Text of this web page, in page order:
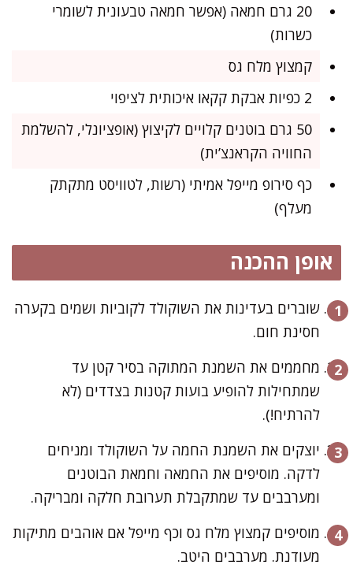
20 גרם חמאה (אפשר חמאה טבעונית לשומרי
כשרות)
קמצוץ מלח גס
2 כפיות אבקת קקאו איכותית לציפוי
50 גרם בוטנים קלויים לקיצוץ (אופציונלי, להשלמת
החוויה הקראנצ’ית)
כף סירופ מייפל אמיתי (רשות, לטוויסט מתקתק
מעלף)
אופן ההכנה
שוברים בעדינות את השוקולד לקוביות ושמים בקערה
חסינת חום.
מחממים את השמנת המתוקה בסיר קטן עד
שמתחילות להופיע בועות קטנות בצדדים (לא
להרתיח!).
יוצקים את השמנת החמה על השוקולד ומניחים
לדקה. מוסיפים את החמאה וחמאת הבוטנים
ומערבבים עד שמתקבלת תערובת חלקה ומבריקה.
מוסיפים קמצוץ מלח גס וכף מייפל אם אוהבים מתיקות
מעודנת. מערבבים היטב.